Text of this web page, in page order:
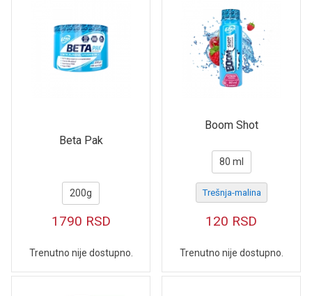
Beta Pak
200g
1790 RSD
Trenutno nije dostupno.
Boom Shot
80 ml
Trešnja-malina
120 RSD
Trenutno nije dostupno.